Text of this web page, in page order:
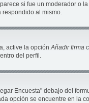
si fue un moderador
respondido al mismo.
active la opciónAñadir firma
del perfil.
Encuesta" debajo del
opción se encuentre en